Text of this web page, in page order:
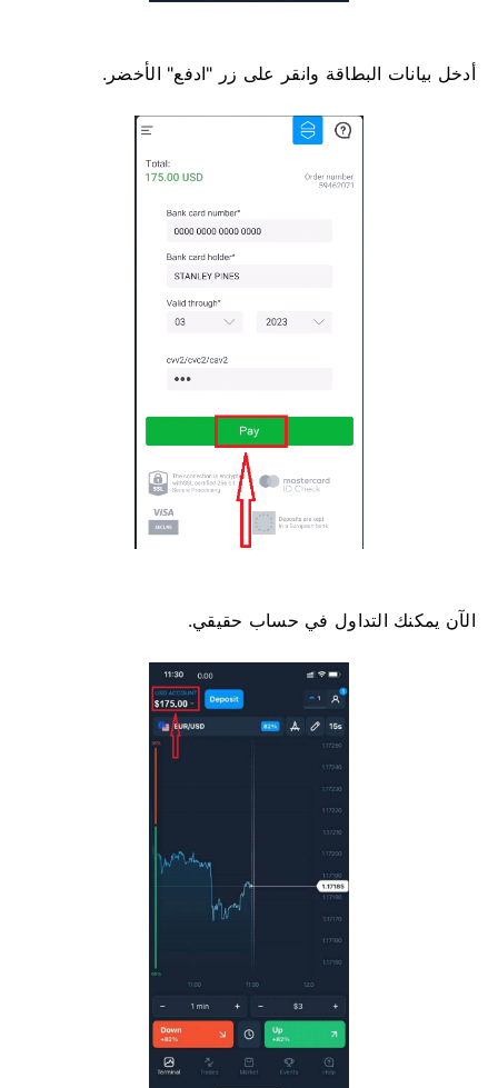
أدخل بيانات البطاقة وانقر على زر "ادفع" الأخضر.
الآن يمكنك التداول في حساب حقيقي.